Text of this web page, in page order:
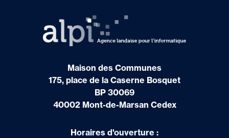
Maison des Communes
175, place de la Caserne Bosquet
BP 30069
40002 Mont-de-Marsan Cedex
Horaires d'ouverture :